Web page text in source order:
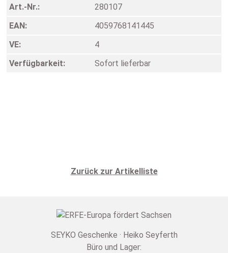
Art.-Nr.:
280107
EAN:
4059768141445
VE:
4
Verfügbarkeit:
Sofort lieferbar
Zurück zur Artikelliste
SEYKO Geschenke · Heiko Seyferth
Büro und Lager: